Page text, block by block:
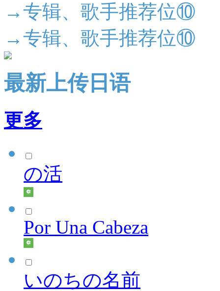
→专辑、歌手推荐位⑩
→专辑、歌手推荐位⑩
最新上传日语
更多
の活
Por Una Cabeza
いのちの名前